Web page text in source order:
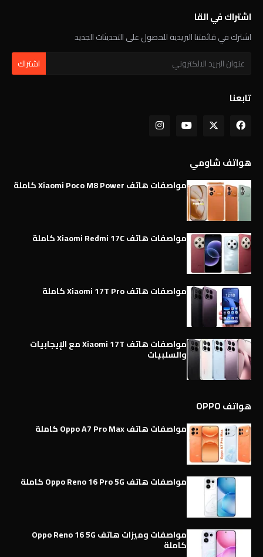
اشتراك في القا
اشترك في قائمتنا البريدية للحصول على التحديثات الجديد
تابعنا
هواتف شاومي
مواصفات هاتف Xiaomi Poco M8 Power كاملة
مواصفات هاتف Xiaomi Redmi 17C كاملة
مواصفات هاتف Xiaomi 17T Pro كاملة
مواصفات هاتف Xiaomi 17T مع الإيجابيات
والسلبيات
هواتف OPPO
مواصفات هاتف Oppo A7 Pro Max كاملة
مواصفات هاتف Oppo Reno 16 Pro 5G كاملة
مواصفات وميزات هاتف Oppo Reno 16 5G
كاملة